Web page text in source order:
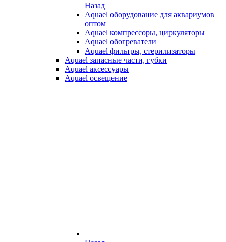
Назад
Aquael оборудование для аквариумов
оптом
Aquael компрессоры, циркуляторы
Aquael обогреватели
Aquael фильтры, стерилизаторы
Aquael запасные части, губки
Aquael аксессуары
Aquael освещение